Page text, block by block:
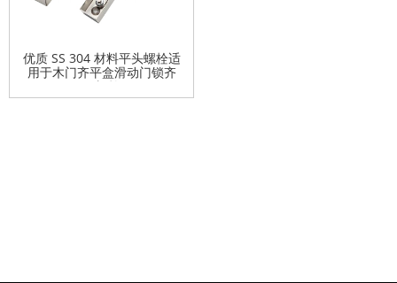
优质 SS 304 材料平头螺栓适
用于木门齐平盒滑动门锁齐
平螺栓